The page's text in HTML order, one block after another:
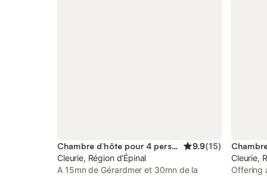
Chambre d’hôte pour 4 personnes 9.9(15)
Cleurie, Région d'Épinal
A 15mn de Gérardmer et 30mn de la
Cleurie,
Offering